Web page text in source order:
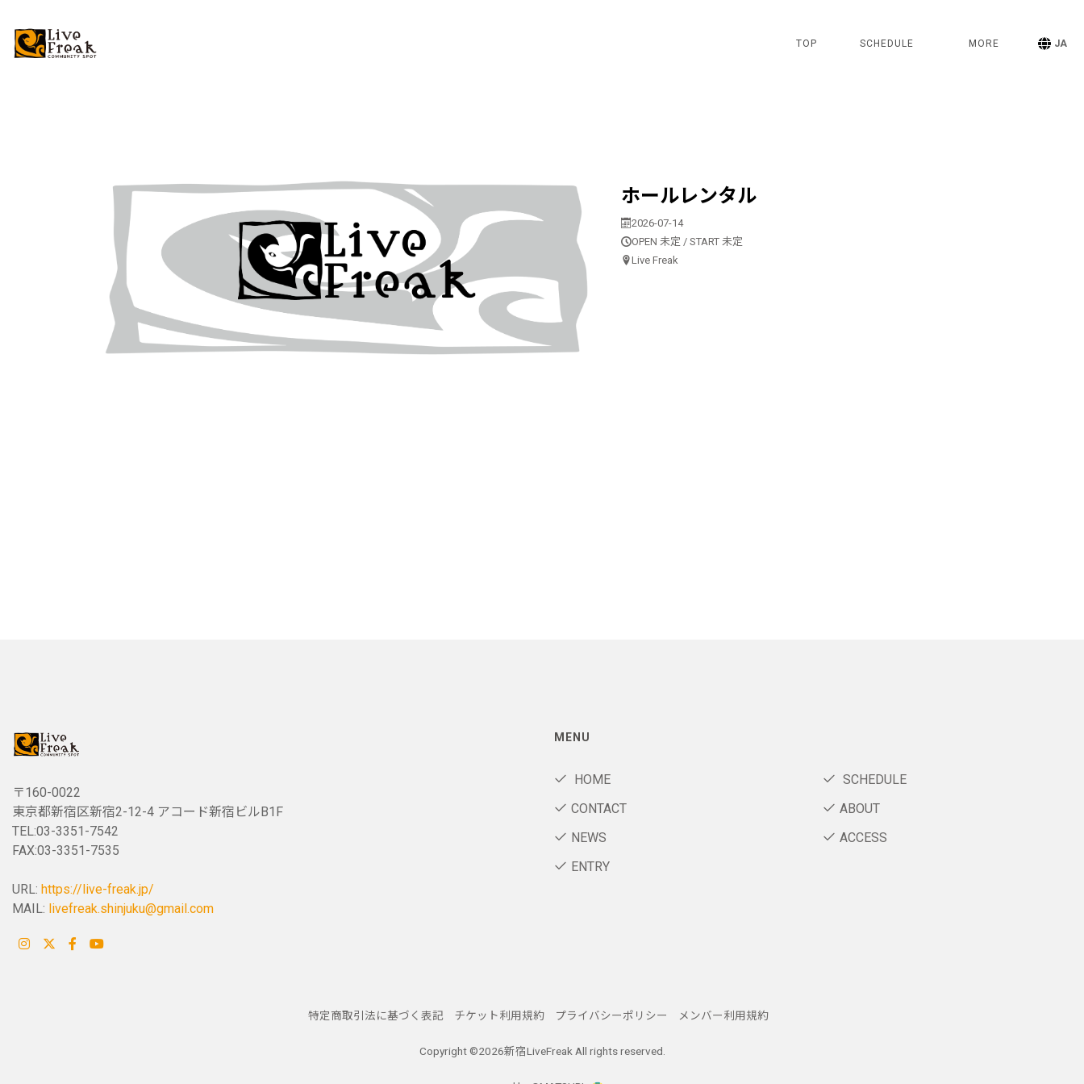
TOP SCHEDULE MORE JA
ホールレンタル
2026-07-14
OPEN 未定 / START 未定
Live Freak
〒160-0022
東京都新宿区新宿2-12-4 アコード新宿ビルB1F
TEL:03-3351-7542
FAX:03-3351-7535
URL: https://live-freak.jp/
MAIL: livefreak.shinjuku@gmail.com
MENU
HOME
SCHEDULE
CONTACT
ABOUT
NEWS
ACCESS
ENTRY
特定商取引法に基づく表記 チケット利用規約 プライバシーポリシー メンバー利用規約
Copyright ©2026新宿LiveFreak All rights reserved.